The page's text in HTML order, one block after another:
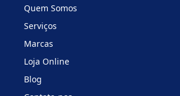
Quem Somos
Serviços
Marcas
Loja Online
Blog